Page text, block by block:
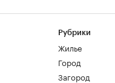
Рубрики
Жилье
Город
Загород